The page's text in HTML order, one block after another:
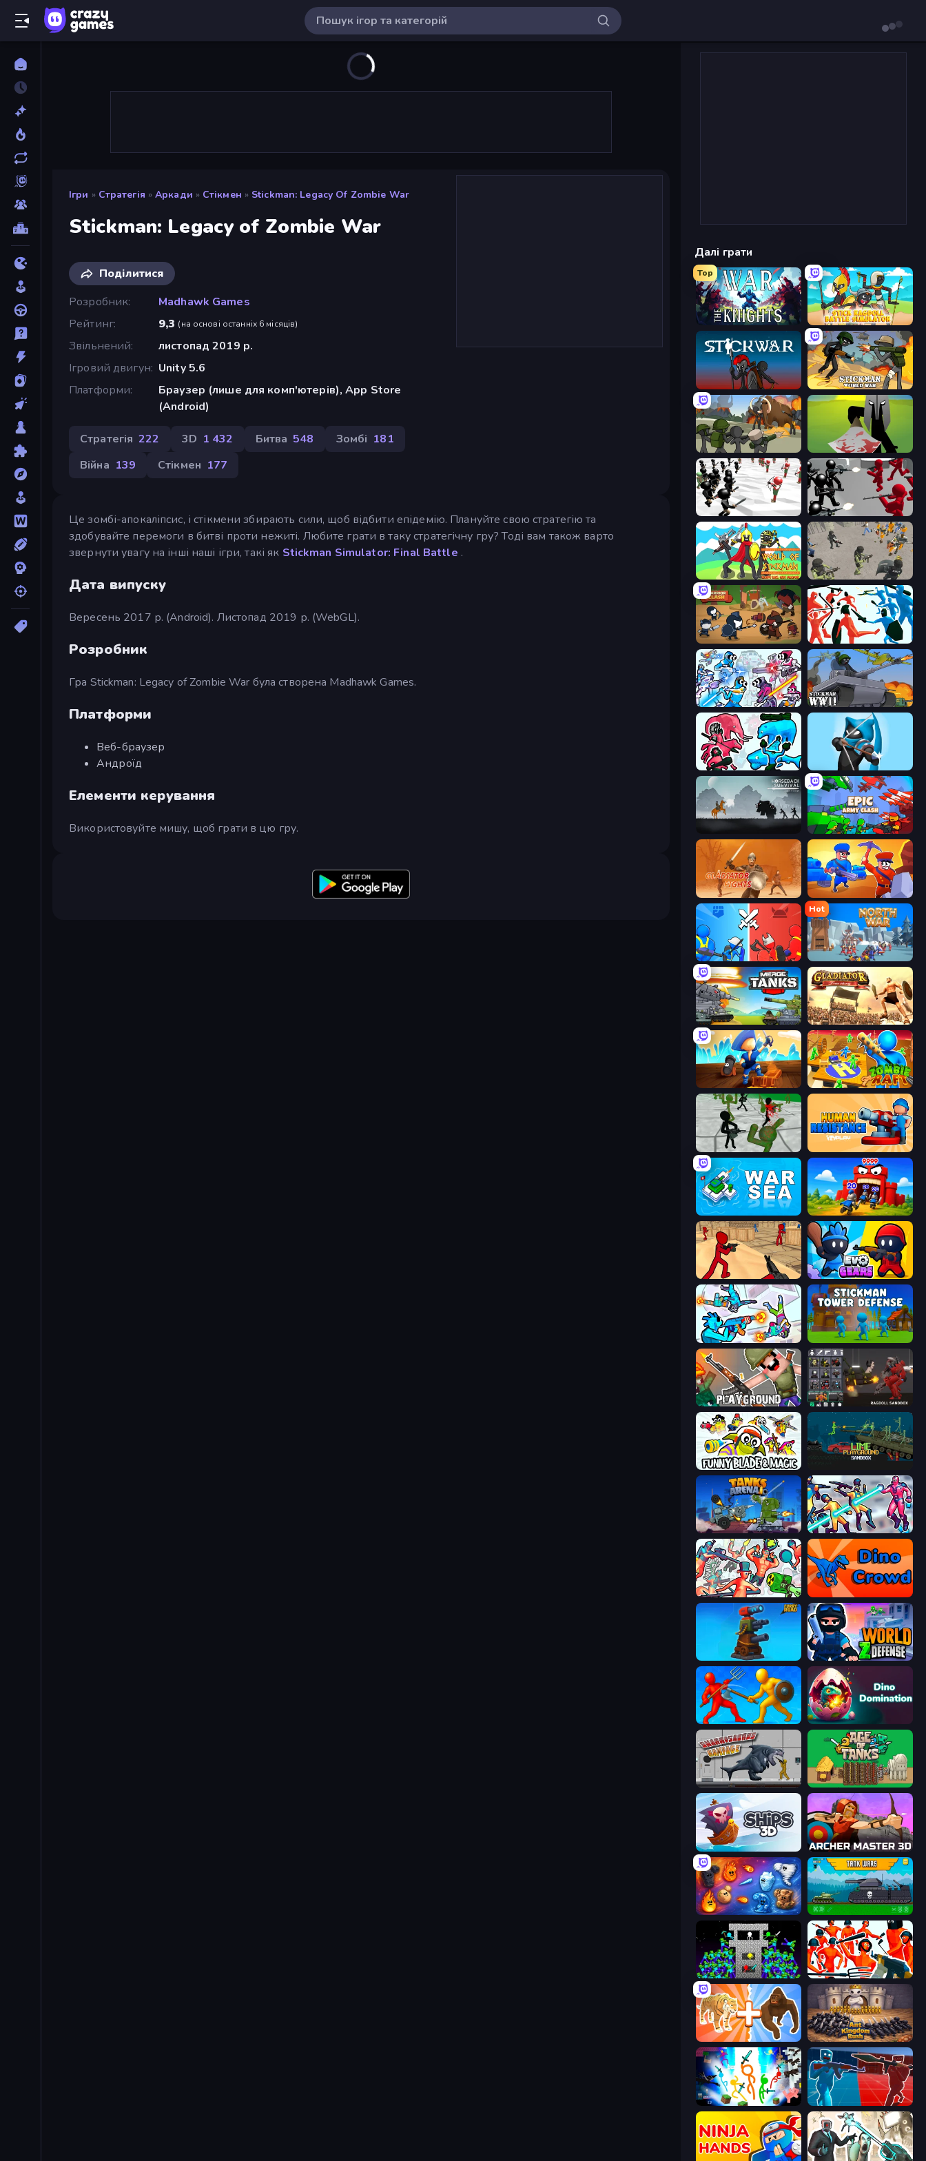
Ігри » Стратегія » Аркади » Стікмен » Stickman: Legacy Of Zombie War
Stickman: Legacy of Zombie War
Поділитися
Розробник
Madhawk Games
Рейтинг
9,3 (на основі останніх 6 місяців)
Звільнений
листопад 2019 р.
Ігровий двигун Unity 5.6
Платформи
Браузер (лише для комп'ютерів), App Store
(Android)
Стратегія 222 3D 1 432 Битва 548 Зомбі 181
Війна 139 Стікмен 177
Це зомбі-апокаліпсис, і стікмени збирають сили, щоб відбити епідемію. Плануйте свою стратегію та
здобувайте перемоги в битві проти нежиті. Любите грати в таку стратегічну гру? Тоді вам також варто
звернути увагу на інші наші ігри, такі як Stickman Simulator: Final Battle .
Дата випуску
Вересень 2017 р. (Android). Листопад 2019 р. (WebGL).
Розробник
Гра Stickman: Legacy of Zombie War була створена Madhawk Games.
Платформи
Веб-браузер
Андроїд
Елементи керування
Використовуйте мишу, щоб грати в цю гру.
Далі грати
Top
War the Knights Stick Ragdoll Battle Simulator
Stick War Stickman World War
Stickman History Battle Kill The Spartan
Stickman Simulator: Final Battle Battle Simulator: Counter Stickman
World of Stickman Classic RTS Battle Simulator: Prison & Police
Warrior Clash Funny Battle Simulator
Space Wars Battleground Stickman WW2
Funny Battle Simulator 2
Horseback Survival Epic Army Clash
Gladiator Fights Craft and Battle
State Wars: Conquer Them All
Hot
North War
Merge Master Tanks: Tank Wars Gladiator: True Story
Captains Idle Zombie Raft
Stickman Zombie 3D Human Resistance
War Sea TimeWarriors
Stickman Counter Terror Strike Evo Gears
Gravity Arena Shooter
Playground Last Play: Ragdoll Sandbox
Funny Blade & Magic
Tanks Arena io: Craft & Combat Hero 3: Flying Robot
Funny Shooter 2 Dino Crowd
Furry Road World Z Defense - Zombie Defense
Epic Sword Battle! Fight in Arena Dino Domination
Sharkosaurus Rampage Age of Tanks Warriors: TD War
Ships 3D Archer Master 3D: Castle Defense
Elemental Merge Tanks 2D: Tank Wars
Stick Epic Fighter Funny Shooter - Destroy All
Animal DNA Run Ant Kingdom Rush
Stickman Epic Battle of the Soldiers: Red vs Blue